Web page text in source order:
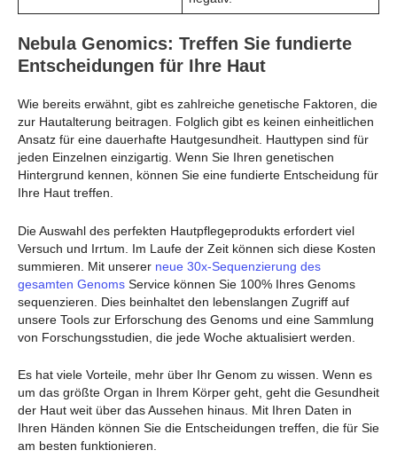
Nebula Genomics: Treffen Sie fundierte
Entscheidungen für Ihre Haut
Wie bereits erwähnt, gibt es zahlreiche genetische Faktoren, die
zur Hautalterung beitragen. Folglich gibt es keinen einheitlichen
Ansatz für eine dauerhafte Hautgesundheit. Hauttypen sind für
jeden Einzelnen einzigartig. Wenn Sie Ihren genetischen
Hintergrund kennen, können Sie eine fundierte Entscheidung für
Ihre Haut treffen.
Die Auswahl des perfekten Hautpflegeprodukts erfordert viel
Versuch und Irrtum. Im Laufe der Zeit können sich diese Kosten
summieren. Mit unserer neue 30x-Sequenzierung des
gesamten Genoms Service können Sie 100% Ihres Genoms
sequenzieren. Dies beinhaltet den lebenslangen Zugriff auf
unsere Tools zur Erforschung des Genoms und eine Sammlung
von Forschungsstudien, die jede Woche aktualisiert werden.
Es hat viele Vorteile, mehr über Ihr Genom zu wissen. Wenn es
um das größte Organ in Ihrem Körper geht, geht die Gesundheit
der Haut weit über das Aussehen hinaus. Mit Ihren Daten in
Ihren Händen können Sie die Entscheidungen treffen, die für Sie
am besten funktionieren.